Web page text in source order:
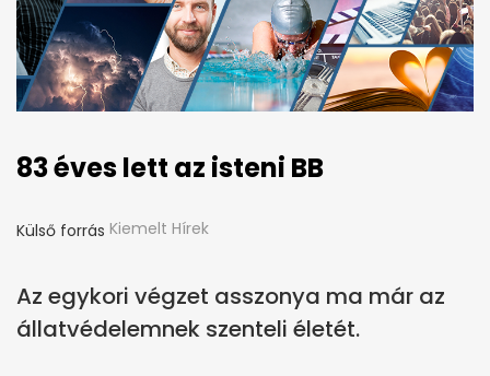
83 éves lett az isteni BB
Külső forrás Kiemelt Hírek
Az egykori végzet asszonya ma már az
állatvédelemnek szenteli életét.